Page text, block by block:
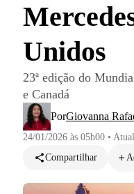
Unidos
23ª edição do
e Canadá
PorGiovanna
24/01/2026 às 05h00 •
Compartilhar